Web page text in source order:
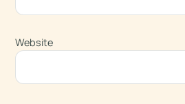
Website